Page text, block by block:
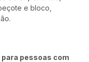
e bloco,
pessoas com